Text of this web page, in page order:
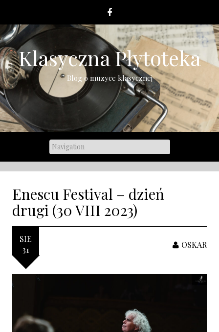
content
Klasyczna Płytoteka
Blog o muzyce klasycznej
Enescu Festival – dzień
drugi (30 VIII 2023)
SIE
31
OSKAR